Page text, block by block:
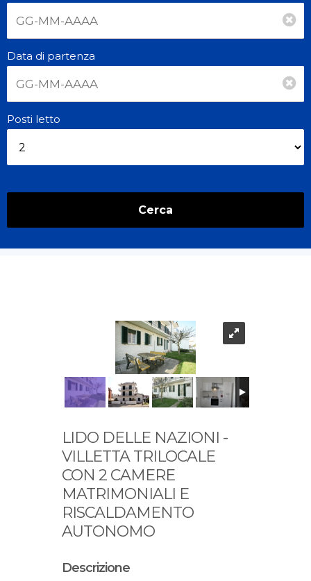
Data di partenza
Posti letto
Cerca
LIDO DELLE NAZIONI -
VILLETTA TRILOCALE
CON 2 CAMERE
MATRIMONIALI E
RISCALDAMENTO
AUTONOMO
Descrizione